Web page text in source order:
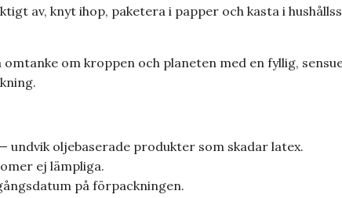
av, knyt ihop, paketera i papper och kasta i
om kroppen och planeten med en fyllig,
undvik oljebaserade produkter som skadar latex.
ej lämpliga.
på förpackningen.